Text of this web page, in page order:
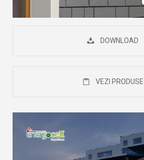
DOWNLOAD
VEZI PRODUSE